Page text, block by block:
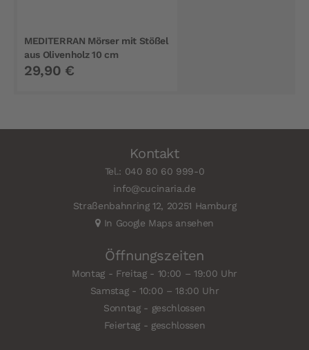
MEDITERRAN Mörser mit Stößel
aus Olivenholz 10 cm
29,90 €
Kontakt
Tel.: 040 80 60 999-0
info@cucinaria.de
Straßenbahnring 12, 20251 Hamburg
In Google Maps ansehen
Öffnungszeiten
Montag - Freitag - 10:00 – 19:00 Uhr
Samstag - 10:00 – 18:00 Uhr
Sonntag - geschlossen
Feiertag - geschlossen